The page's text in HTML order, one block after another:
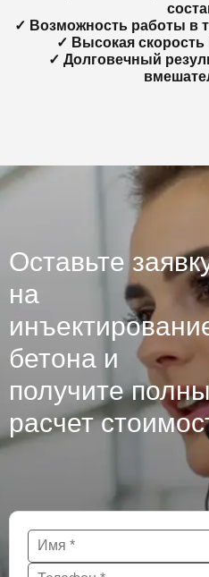
✓ Возможность работы в
✓ Высокая
✓ Долговечный
Оставьте
на
бетона и
получите
расчет